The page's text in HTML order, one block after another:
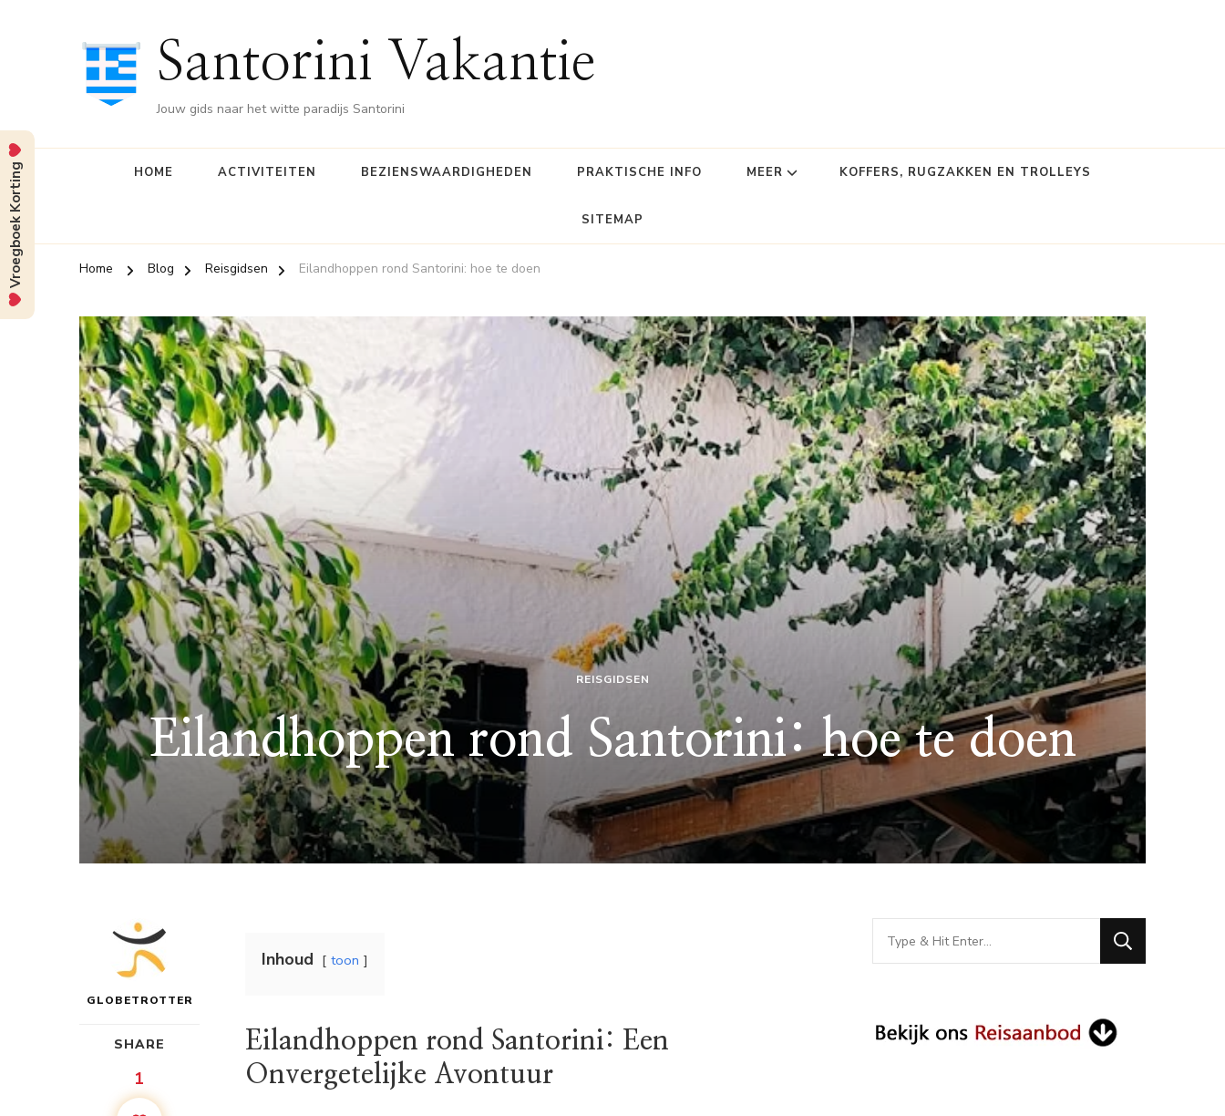
Santorini Vakantie
Jouw gids naar het witte paradijs Santorini
HOME ACTIVITEITEN BEZIENSWAARDIGHEDEN PRAKTISCHE INFO MEER KOFFERS, RUGZAKKEN EN TROLLEYS
SITEMAP
Home Blog Reisgidsen Eilandhoppen rond Santorini: hoe te doen
REISGIDSEN
Eilandhoppen rond Santorini: hoe te doen
GLOBETROTTER
SHARE
1
Inhoud toon
Eilandhoppen rond Santorini: Een
Onvergetelijke Avontuur
Looking
for
Vroegboek Korting